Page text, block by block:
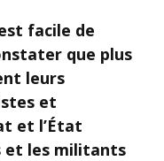
facile de
que plus
leurs
et
et l’État
et les militants